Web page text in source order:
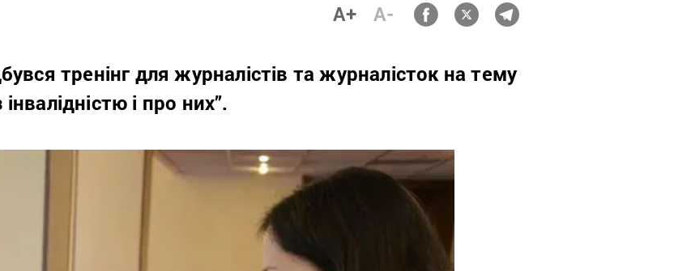
A+ A-
тренінг для журналістів та журналісток на тему
і про них”.